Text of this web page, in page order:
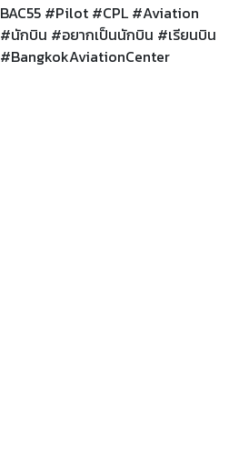
BAC55 #Pilot #CPL #Aviation
#นักบิน #อยากเป็นนักบิน #เรียนบิน
#BangkokAviationCenter